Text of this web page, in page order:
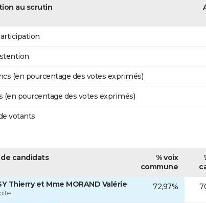
au scrutin
(en pourcentage des votes exprimés)
(en pourcentage des votes exprimés)
votants
candidats
% voix
commune
Thierry et Mme MORAND Valérie 72,97%